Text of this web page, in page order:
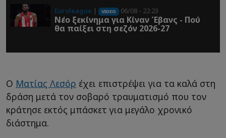
Euroleague | VIDEO 06/08 - 22:23
Νέο ξεκίνημα για Κίναν Έβανς - Πού
θα παίξει στη σεζόν 2026-27
Ο Ματίας Λεσόρ έχει επιστρέψει για τα καλά στη
δράση μετά τον σοβαρό τραυματισμό που τον
κράτησε εκτός μπάσκετ για μεγάλο χρονικό
διάστημα.